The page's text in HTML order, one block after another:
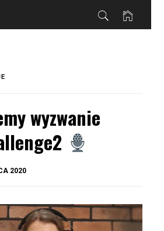
wyzwanie
2020